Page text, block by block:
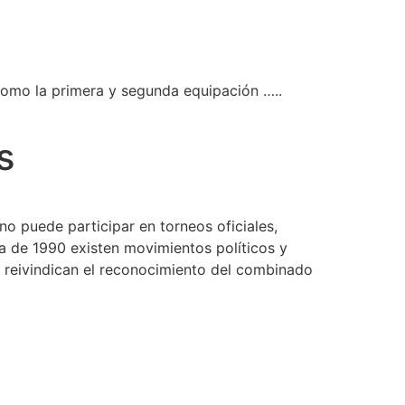
la primera y segunda equipación …..
puede participar en torneos oficiales,
de 1990 existen movimientos políticos y
el reconocimiento del combinado